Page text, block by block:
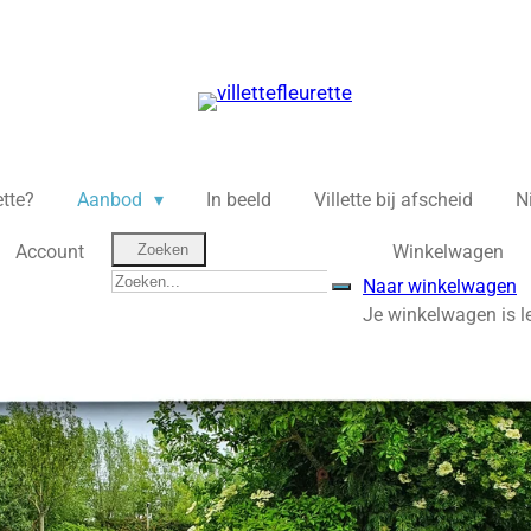
Aanbod In beeld Villette bij afscheid
Account Zoeken
Winkelwagen
Naar winkelwagen
Je winkelwagen is